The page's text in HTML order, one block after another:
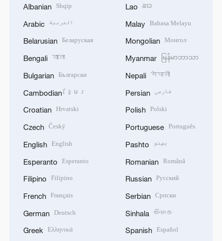
Albanian Shqip
Arabic العربية
Belarusian Беларуская
Bengali বাংলা
Bulgarian Български
Cambodian ខ្មែរ
Croatian Hrvatski
Czech Český
English English
Esperanto Esperanto
Filipino Filipino
French Français
German Deutsch
Greek Ελληνικά
Lao ລາວ
Malay Bahasa Melayu
Mongolian Монгол
Myanmar မြန်မာဘာသာ
Nepali नेपाली
Persian فارسی
Polish Polski
Portuguese Português
Pashto پښتو
Romanian Română
Russian Русский
Serbian Српски
Sinhala සිංහල
Spanish Español